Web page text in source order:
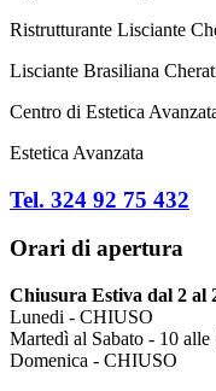
Ristrutturante Lisciante
Lisciante Brasiliana
Centro di Estetica
Estetica Avanzata
Tel. 324 92 75 432
Orari di apertura
Chiusura Estiva dal 2 al
Lunedi - CHIUSO
Martedì al Sabato - 10 alle
Domenica - CHIUSO